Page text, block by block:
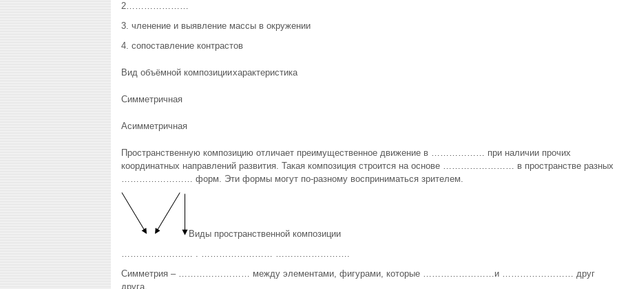
2…………………
3. членение и выявление массы в окружении
4. сопоставление контрастов
Вид объёмной композициихарактеристика
Симметричная
Асимметричная
Пространственную композицию отличает преимущественное движение в ……………… при наличии прочих
координатных направлений развития. Такая композиция строится на основе …………………… в пространстве разных
…………………… форм. Эти формы могут по-разному восприниматься зрителем.
Виды пространственной композиции
…………………… . …………………… …………………….
Симметрия – …………………… между элементами, фигурами, которые ……………………и …………………… друг
друга.